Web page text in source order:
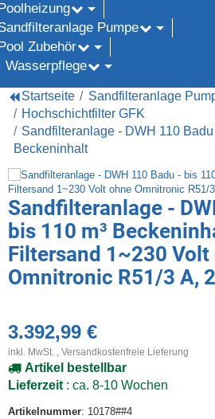
Pumpe
Zubehör
Wasserpflege
Startseite Sandfilteranlage
Hochschichtfilter GFK
Sandfilteranlage - DWH 110 Badu
Beckeninhalt
Sandfilteranlage -
bis 110 m³
Filtersand 1~230 Volt
Omnitronic R51/3 A,
3.392,99 €
inkl. MwSt. , Versandkostenfreie Lieferung
Artikel bestellbar
Lieferzeit : ca. 8-10 Wochen
Artikelnummer: 10178##4